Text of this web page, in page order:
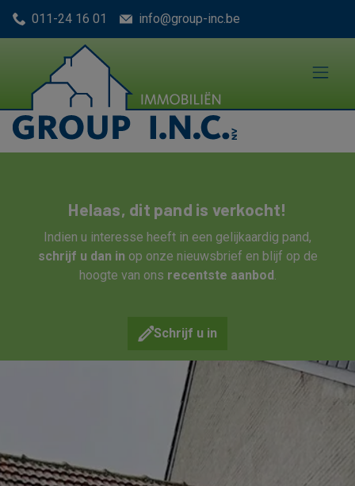
Menu overslaan en naar de inhoud gaan
011-24 16 01 info@group-inc.be
Helaas, dit pand is verkocht!
Indien u interesse heeft in een gelijkaardig pand,
schrijf u dan in op onze nieuwsbrief en blijf op de
hoogte van ons recentste aanbod.
Schrijf u in